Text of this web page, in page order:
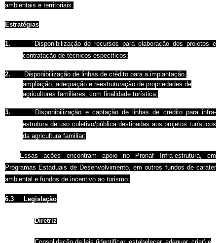
ambientais e territoriais.
Estratégias
1.
Disponibilização de recursos para elaboração dos projetos e
contratação de técnicos específicos;
2.
Disponibilização de linhas de crédito para a implantação,
ampliação, adequação e reestruturação de propriedades de
agricultores familiares, com finalidade turística;
3.
Disponibilização e captação de linhas de crédito para infra-
estrutura de uso coletivo/pública destinadas aos projetos turísticos
da agricultura familiar;
Essas ações encontram apoio no Pronaf Infra-estrutura, em
Programas Estaduais de Desenvolvimento, em outros fundos de caráter
ambiental e fundos de incentivo ao turismo.
6.3 Legislação
Diretriz